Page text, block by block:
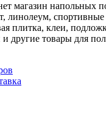
магазин напольных
линолеум,
плитка, клеи,
другие товары для